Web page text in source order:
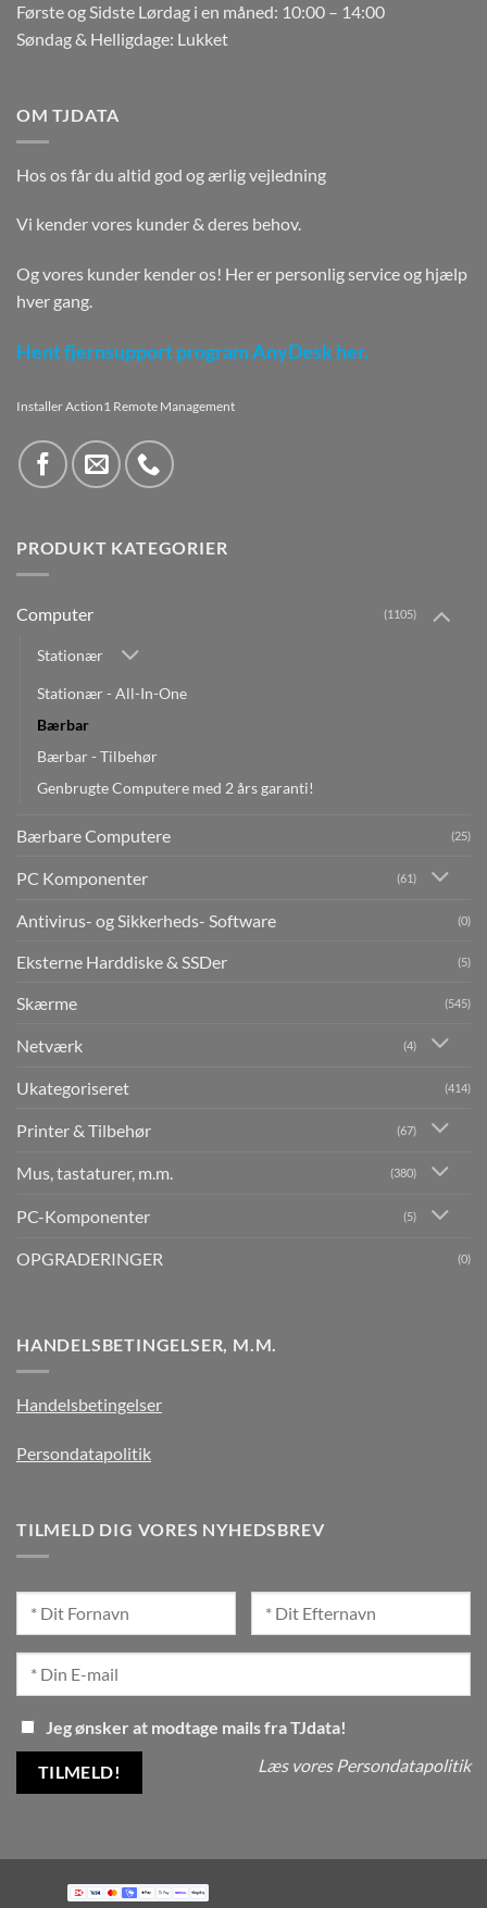
Første og Sidste Lørdag i en måned: 10:00 – 14:00
Søndag & Helligdage: Lukket
OM TJDATA
Hos os får du altid god og ærlig vejledning
Vi kender vores kunder & deres behov.
Og vores kunder kender os! Her er personlig service og hjælp
hver gang.
Hent fjernsupport program AnyDesk her.
Installer Action1 Remote Management
PRODUKT KATEGORIER
Computer (1105)
Stationær
Stationær - All-In-One
Bærbar
Bærbar - Tilbehør
Genbrugte Computere med 2 års garanti!
Bærbare Computere (25)
PC Komponenter (61)
Antivirus- og Sikkerheds- Software (0)
Eksterne Harddiske & SSDer (5)
Skærme (545)
Netværk (4)
Ukategoriseret (414)
Printer & Tilbehør (67)
Mus, tastaturer, m.m. (380)
PC-Komponenter (5)
OPGRADERINGER (0)
HANDELSBETINGELSER, M.M.
Handelsbetingelser
Persondatapolitik
TILMELD DIG VORES NYHEDSBREV
Jeg ønsker at modtage mails fra TJdata!
Læs vores Persondatapolitik